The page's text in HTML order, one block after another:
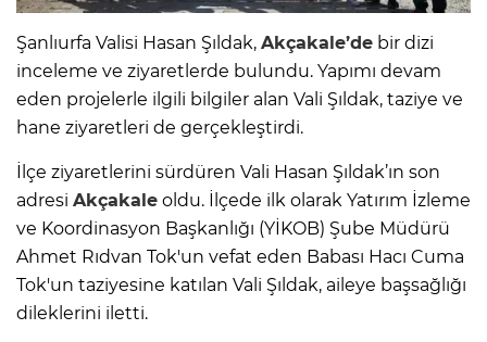
Şanlıurfa Valisi Hasan Şıldak, Akçakale’de bir dizi
inceleme ve ziyaretlerde bulundu. Yapımı devam
eden projelerle ilgili bilgiler alan Vali Şıldak, taziye ve
hane ziyaretleri de gerçekleştirdi.
İlçe ziyaretlerini sürdüren Vali Hasan Şıldak’ın son
adresi Akçakale oldu. İlçede ilk olarak Yatırım İzleme
ve Koordinasyon Başkanlığı (YİKOB) Şube Müdürü
Ahmet Rıdvan Tok'un vefat eden Babası Hacı Cuma
Tok'un taziyesine katılan Vali Şıldak, aileye başsağlığı
dileklerini iletti.